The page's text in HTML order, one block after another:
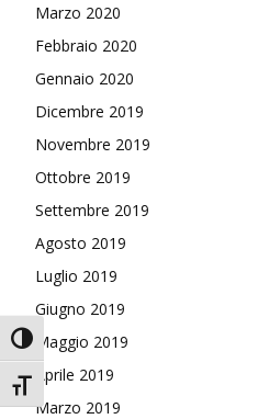
Attiva/disattiva alto contrasto
Attiva/disattiva dimensione testo
Marzo 2020
Febbraio 2020
Gennaio 2020
Dicembre 2019
Novembre 2019
Ottobre 2019
Settembre 2019
Agosto 2019
Luglio 2019
Giugno 2019
Maggio 2019
Aprile 2019
Marzo 2019